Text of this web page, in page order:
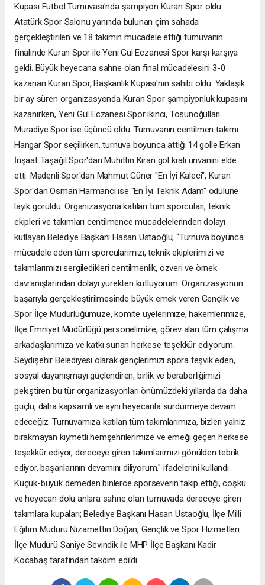
Kupası Futbol Turnuvası'nda şampiyon Kuran Spor oldu.
Atatürk Spor Salonu yanında bulunan çim sahada
gerçekleştirilen ve 18 takımın mücadele ettiği turnuvanın
finalinde Kuran Spor ile Yeni Gül Eczanesi Spor karşı karşıya
geldi. Büyük heyecana sahne olan final mücadelesini 3-0
kazanan Kuran Spor, Başkanlık Kupası'nın sahibi oldu. Yaklaşık
bir ay süren organizasyonda Kuran Spor şampiyonluk kupasını
kazanırken, Yeni Gül Eczanesi Spor ikinci, Tosunoğulları
Muradiye Spor ise üçüncü oldu. Turnuvanın centilmen takımı
Hangar Spor seçilirken, turnuva boyunca attığı 14 golle Erkan
İnşaat Taşağıl Spor'dan Muhittin Kıran gol kralı unvanını elde
etti. Madenli Spor'dan Mahmut Güner "En İyi Kaleci", Kuran
Spor'dan Osman Harmancı ise "En İyi Teknik Adam" ödülüne
layık görüldü. Organizasyona katılan tüm sporcuları, teknik
ekipleri ve takımları centilmence mücadelelerinden dolayı
kutlayan Belediye Başkanı Hasan Ustaoğlu; “Turnuva boyunca
mücadele eden tüm sporcularımızı, teknik ekiplerimizi ve
takımlarımızı sergiledikleri centilmenlik, özveri ve örnek
davranışlarından dolayı yürekten kutluyorum. Organizasyonun
başarıyla gerçekleştirilmesinde büyük emek veren Gençlik ve
Spor İlçe Müdürlüğümüze, komite üyelerimize, hakemlerimize,
İlçe Emniyet Müdürlüğü personelimize, görev alan tüm çalışma
arkadaşlarımıza ve katkı sunan herkese teşekkür ediyorum.
Seydişehir Belediyesi olarak gençlerimizi spora teşvik eden,
sosyal dayanışmayı güçlendiren, birlik ve beraberliğimizi
pekiştiren bu tür organizasyonları önümüzdeki yıllarda da daha
güçlü, daha kapsamlı ve aynı heyecanla sürdürmeye devam
edeceğiz. Turnuvamıza katılan tüm takımlarımıza, bizleri yalnız
bırakmayan kıymetli hemşehrilerimize ve emeği geçen herkese
teşekkür ediyor, dereceye giren takımlarımızı gönülden tebrik
ediyor, başarılarının devamını diliyorum." ifadelerini kullandı.
Küçük-büyük demeden binlerce sporseverin takip ettiği, coşku
ve heyecan dolu anlara sahne olan turnuvada dereceye giren
takımlara kupaları; Belediye Başkanı Hasan Ustaoğlu, İlçe Milli
Eğitim Müdürü Nizamettin Doğan, Gençlik ve Spor Hizmetleri
İlçe Müdürü Saniye Sevindik ile MHP İlçe Başkanı Kadir
Kocabaş tarafından takdim edildi.